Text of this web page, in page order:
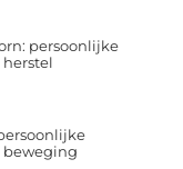
persoonlijke